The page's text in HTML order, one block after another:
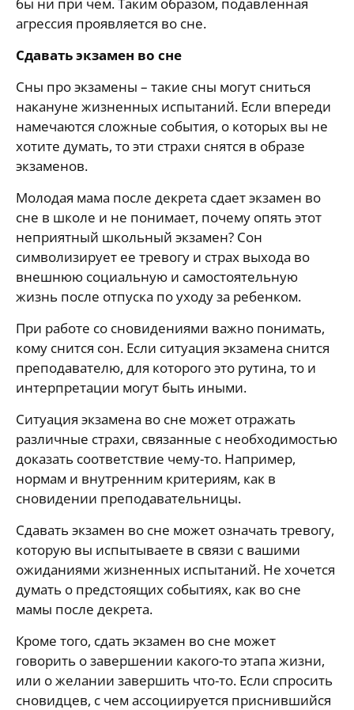
агрессия проявляется во сне.
Сдавать экзамен во сне
Сны про экзамены – такие сны могут сниться
накануне жизненных испытаний. Если впереди
намечаются сложные события, о которых вы не
хотите думать, то эти страхи снятся в образе
экзаменов.
Молодая мама после декрета сдает экзамен во
сне в школе и не понимает, почему опять этот
неприятный школьный экзамен? Сон
символизирует ее тревогу и страх выхода во
внешнюю социальную и самостоятельную
жизнь после отпуска по уходу за ребенком.
При работе со сновидениями важно понимать,
кому снится сон. Если ситуация экзамена снится
преподавателю, для которого это рутина, то и
интерпретации могут быть иными.
Ситуация экзамена во сне может отражать
различные страхи, связанные с необходимостью
доказать соответствие чему-то. Например,
нормам и внутренним критериям, как в
сновидении преподавательницы.
Сдавать экзамен во сне может означать тревогу,
которую вы испытываете в связи с вашими
ожиданиями жизненных испытаний. Не хочется
думать о предстоящих событиях, как во сне
мамы после декрета.
Кроме того, сдать экзамен во сне может
говорить о завершении какого-то этапа жизни,
или о желании завершить что-то. Если спросить
сновидцев, с чем ассоциируется приснившийся